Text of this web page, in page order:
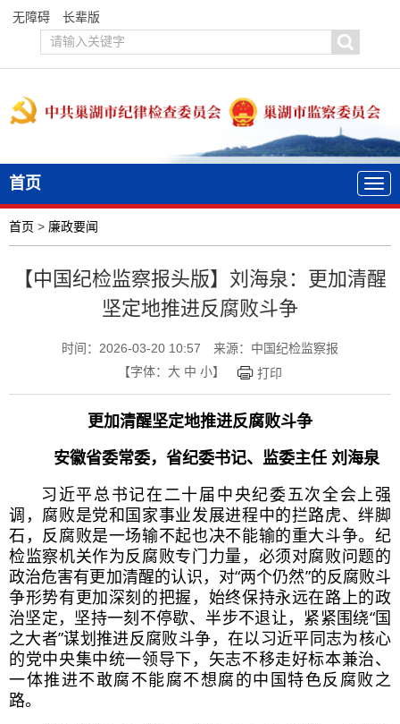
无障碍 长辈版
首页
首页 > 廉政要闻
【中国纪检监察报头版】刘海泉：更加清醒
坚定地推进反腐败斗争
时间：2026-03-20 10:57
来源：中国纪检监察报
【字体： 大 中 小】 打印
更加清醒坚定地推进反腐败斗争
安徽省委常委，省纪委书记、监委主任 刘海泉
习近平总书记在二十届中央纪委五次全会上强
调，腐败是党和国家事业发展进程中的拦路虎、绊脚
石，反腐败是一场输不起也决不能输的重大斗争。纪
检监察机关作为反腐败专门力量，必须对腐败问题的
政治危害有更加清醒的认识，对“两个仍然”的反腐败斗
争形势有更加深刻的把握，始终保持永远在路上的政
治坚定，坚持一刻不停歇、半步不退让，紧紧围绕“国
之大者”谋划推进反腐败斗争，在以习近平同志为核心
的党中央集中统一领导下，矢志不移走好标本兼治、
一体推进不敢腐不能腐不想腐的中国特色反腐败之
路。